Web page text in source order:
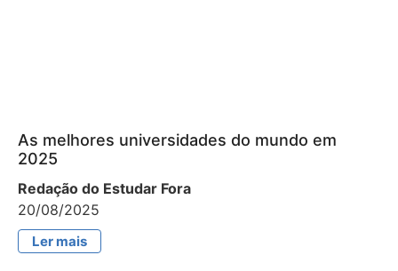
As melhores universidades do mundo em
2025
Redação do Estudar Fora
20/08/2025
Ler mais